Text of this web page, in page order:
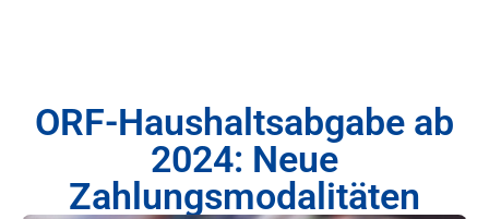
ORF-Haushaltsabgabe ab
2024: Neue
Zahlungsmodalitäten